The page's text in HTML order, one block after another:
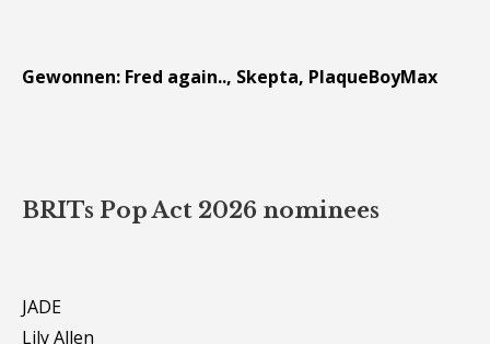
Gewonnen: Fred again.., Skepta, PlaqueBoyMax
BRITs Pop Act 2026 nominees
JADE
Lily Allen